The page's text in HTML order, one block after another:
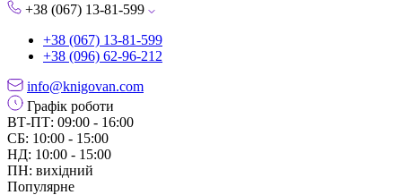
+38 (067) 13-81-599
+38 (067) 13-81-599
+38 (096) 62-96-212
info@knigovan.com
Графік роботи
ВТ-ПТ: 09:00 - 16:00
СБ: 10:00 - 15:00
НД: 10:00 - 15:00
ПН: вихідний
Популярне